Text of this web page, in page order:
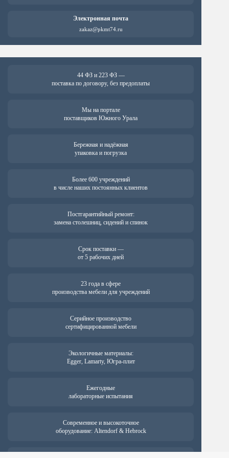
Электронная почта
zakaz@pkmt74.ru
44 ФЗ и 223 ФЗ —
поставка по договору, без предоплаты
Мы на портале
поставщиков Южного Урала
Бережная и надёжная
упаковка и погрузка
Более 600 учреждений
в числе наших постоянных клиентов
Постгарантийный ремонт:
замена столешниц, сидений и спинок
Срок поставки —
от 5 рабочих дней
23 года в сфере
производства мебели для учреждений
Серийное производство
сертифицированной мебели
Экологичные материалы:
Egger, Lamarty, Югра-плит
Ежегодные
лабораторные испытания
Современное и высокоточное
оборудование: Altendorf & Hebrock